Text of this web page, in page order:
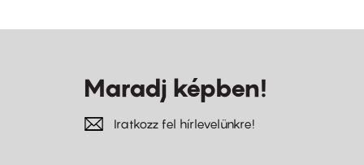
Maradj képben!
Iratkozz fel hírlevelünkre!